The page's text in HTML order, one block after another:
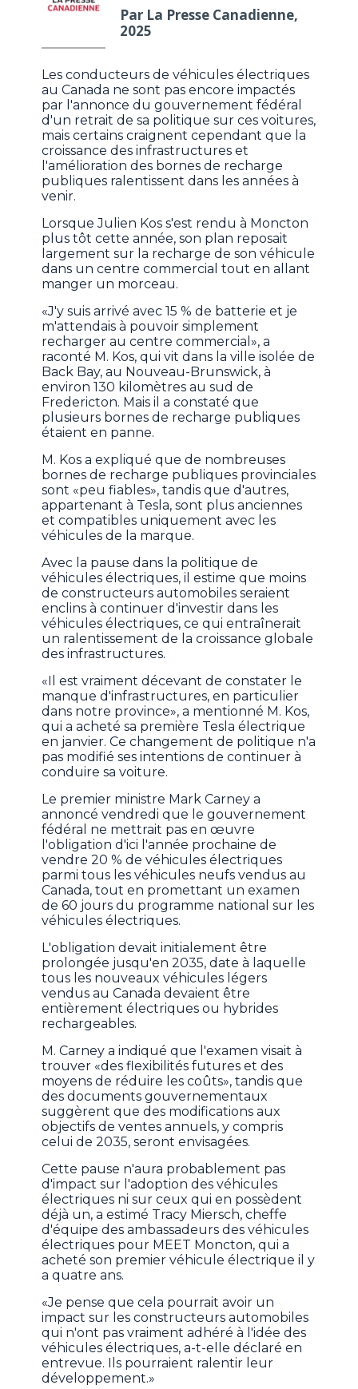
Par La Presse Canadienne,
2025
Les conducteurs de véhicules électriques
au Canada ne sont pas encore impactés
par l'annonce du gouvernement fédéral
d'un retrait de sa politique sur ces voitures,
mais certains craignent cependant que la
croissance des infrastructures et
l'amélioration des bornes de recharge
publiques ralentissent dans les années à
venir.
Lorsque Julien Kos s'est rendu à Moncton
plus tôt cette année, son plan reposait
largement sur la recharge de son véhicule
dans un centre commercial tout en allant
manger un morceau.
«J'y suis arrivé avec 15 % de batterie et je
m'attendais à pouvoir simplement
recharger au centre commercial», a
raconté M. Kos, qui vit dans la ville isolée de
Back Bay, au Nouveau-Brunswick, à
environ 130 kilomètres au sud de
Fredericton. Mais il a constaté que
plusieurs bornes de recharge publiques
étaient en panne.
M. Kos a expliqué que de nombreuses
bornes de recharge publiques provinciales
sont «peu fiables», tandis que d'autres,
appartenant à Tesla, sont plus anciennes
et compatibles uniquement avec les
véhicules de la marque.
Avec la pause dans la politique de
véhicules électriques, il estime que moins
de constructeurs automobiles seraient
enclins à continuer d'investir dans les
véhicules électriques, ce qui entraînerait
un ralentissement de la croissance globale
des infrastructures.
«Il est vraiment décevant de constater le
manque d'infrastructures, en particulier
dans notre province», a mentionné M. Kos,
qui a acheté sa première Tesla électrique
en janvier. Ce changement de politique n'a
pas modifié ses intentions de continuer à
conduire sa voiture.
Le premier ministre Mark Carney a
annoncé vendredi que le gouvernement
fédéral ne mettrait pas en œuvre
l'obligation d'ici l'année prochaine de
vendre 20 % de véhicules électriques
parmi tous les véhicules neufs vendus au
Canada, tout en promettant un examen
de 60 jours du programme national sur les
véhicules électriques.
L'obligation devait initialement être
prolongée jusqu'en 2035, date à laquelle
tous les nouveaux véhicules légers
vendus au Canada devaient être
entièrement électriques ou hybrides
rechargeables.
M. Carney a indiqué que l'examen visait à
trouver «des flexibilités futures et des
moyens de réduire les coûts», tandis que
des documents gouvernementaux
suggèrent que des modifications aux
objectifs de ventes annuels, y compris
celui de 2035, seront envisagées.
Cette pause n'aura probablement pas
d'impact sur l'adoption des véhicules
électriques ni sur ceux qui en possèdent
déjà un, a estimé Tracy Miersch, cheffe
d'équipe des ambassadeurs des véhicules
électriques pour MEET Moncton, qui a
acheté son premier véhicule électrique il y
a quatre ans.
«Je pense que cela pourrait avoir un
impact sur les constructeurs automobiles
qui n'ont pas vraiment adhéré à l'idée des
véhicules électriques, a-t-elle déclaré en
entrevue. Ils pourraient ralentir leur
développement.»